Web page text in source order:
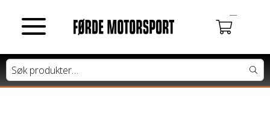
MOTORSYKLER